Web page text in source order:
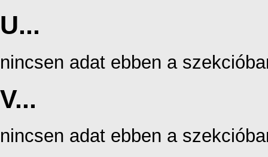
U...
nincsen adat ebben a
V...
nincsen adat ebben a